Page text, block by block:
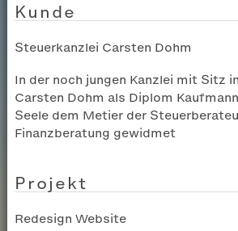
Kunde
Steuerkanzlei Carsten Dohm
In der noch jungen Kanzlei mit Sitz
Carsten Dohm als Diplom
Seele dem Metier der
Finanzberatung gewidmet
Projekt
Redesign Website